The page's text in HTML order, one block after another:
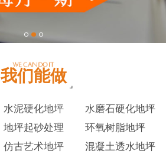
我们能做
水泥硬化地坪
水磨石硬化地坪
地坪起砂处理
环氧树脂地坪
仿古艺术地坪 混凝土透水地坪